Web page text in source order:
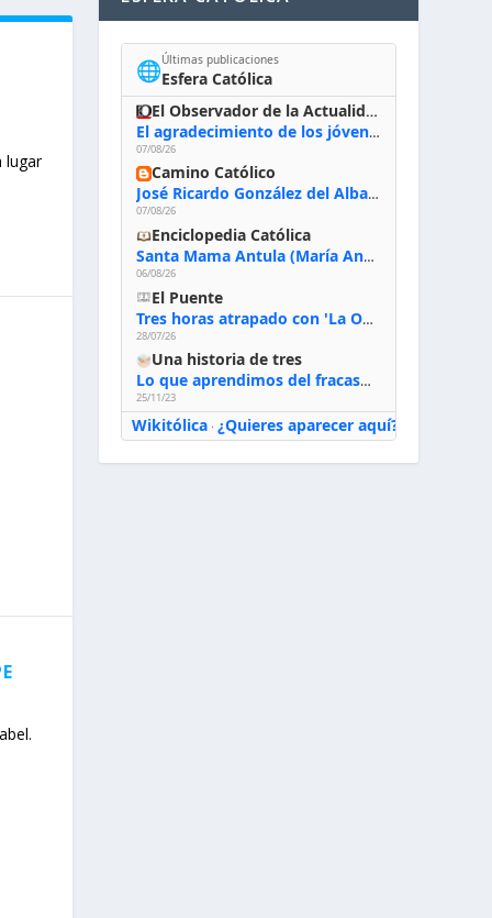
lugar
🌐Últimas publicaciones
Esfera Católica
El Observador de la Actualidad
El agradecimiento de los jóvenes al Papa: «Hoy nos sentimos Iglesia»
07/08/26
Camino Católico
José Ricardo González del Alba, artista sacro: «Yo oro, hablo con Dios, le pido al Espíritu Santo su inspiración y siempre pinto rezando el rosario para que sea Él quien actúe a través de mis manos»
07/08/26
Enciclopedia Católica
Santa Mama Antula (María Antonia de Paz y Figueroa)
06/08/26
El Puente
Tres horas atrapado con 'La Odisea' de Nolan
28/07/26
Una historia de tres
Lo que aprendimos del fracaso al emprender
25/11/23
Wikitólica· ¿Quieres aparecer aquí?